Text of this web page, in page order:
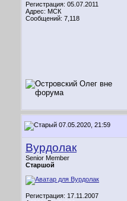
Регистрация: 05.07.2011
Адрес: МСК
Сообщений: 7,118
07.05.2020, 21:59
Вурдолак
Senior Member
Старшой
Регистрация: 17.11.2007